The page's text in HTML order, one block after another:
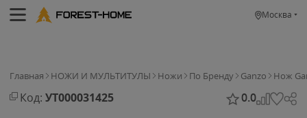
Москва
Главная НОЖИ И МУЛЬТИТУЛЫ Ножи По Бренду Ganzo Нож
Код: УТ000031425 0.0